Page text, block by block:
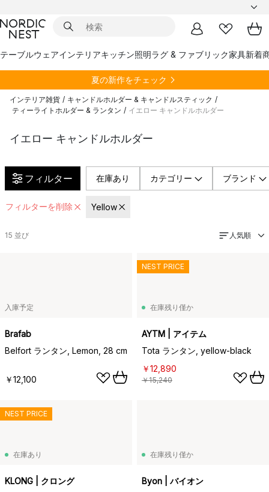
テーブルウェアインテリアキッチン照明ラグ & ファブリック家具新着
夏の新作をチェック
インテリア雑貨 / キャンドルホルダー & キャンドルスティック /
ティーライトホルダー & ランタン / イエロー キャンドルホルダー
イエロー キャンドルホルダー
フィルター 在庫あり カテゴリー ブランド
フィルターを削除 Yellow
15 並び 人気順
入庫予定
Brafab
Belfort ランタン, Lemon, 28 cm
￥12,100
在庫残り僅か
AYTM | アイテム
Tota ランタン, yellow-black
￥12,890
￥15,240
NEST PRICE
在庫あり
KLONG | クロング
NEST PRICE
在庫残り僅か
Byon | バイオン